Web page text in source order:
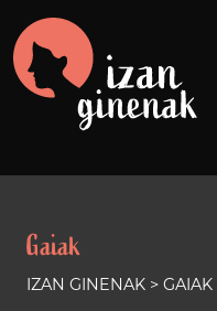
Gaiak
IZAN GINENAK > GAIAK